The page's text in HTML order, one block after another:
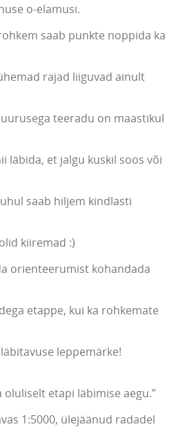
o-elamusi.
saab punkte noppida ka
rajad liiguvad ainult
teeradu on maastikul
läbida, et jalgu kuskil soos või
saab hiljem kindlasti
kiiremad :)
orienteerumist kohandada
etappe, kui ka rohkemate
leppemärke!
etapi läbimise aegu.”
1:5000, ülejäänud radadel